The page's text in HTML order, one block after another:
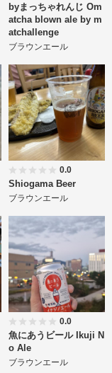
byまっちゃれんじ Om
atcha blown ale by m
atchallenge
ブラウンエール
0.0
Shiogama Beer
ブラウンエール
0.0
魚にあうビール Ikuji N
o Ale
ブラウンエール